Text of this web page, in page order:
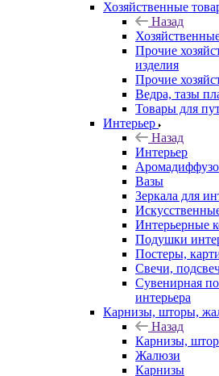
Хозяйственные
Назад
Прочие
изделия
Прочие
Ведра, тазы
Товары для
Интерьер
Назад
Интерьер
Вазы
Зеркала для
Интерьерные
Подушки
Постеры,
Свечи,
Сувенирная
интерьера
Карнизы, шторы,
Назад
Карнизы,
Жалюзи
Карнизы